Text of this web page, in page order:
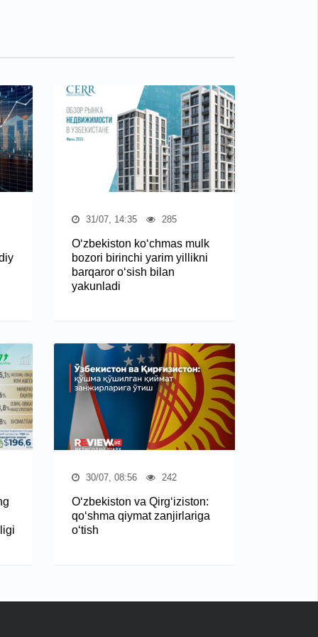
31/07, 14:35 285
O‘zbekiston ko‘chmas mulk
bozori birinchi yarim yillikni
barqaror o‘sish bilan
yakunladi
30/07, 08:56 242
O‘zbekiston va Qirg‘iziston:
qo‘shma qiymat zanjirlariga
o‘tish